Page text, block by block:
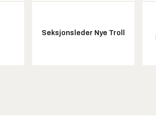
Seksjonsleder Nye Troll